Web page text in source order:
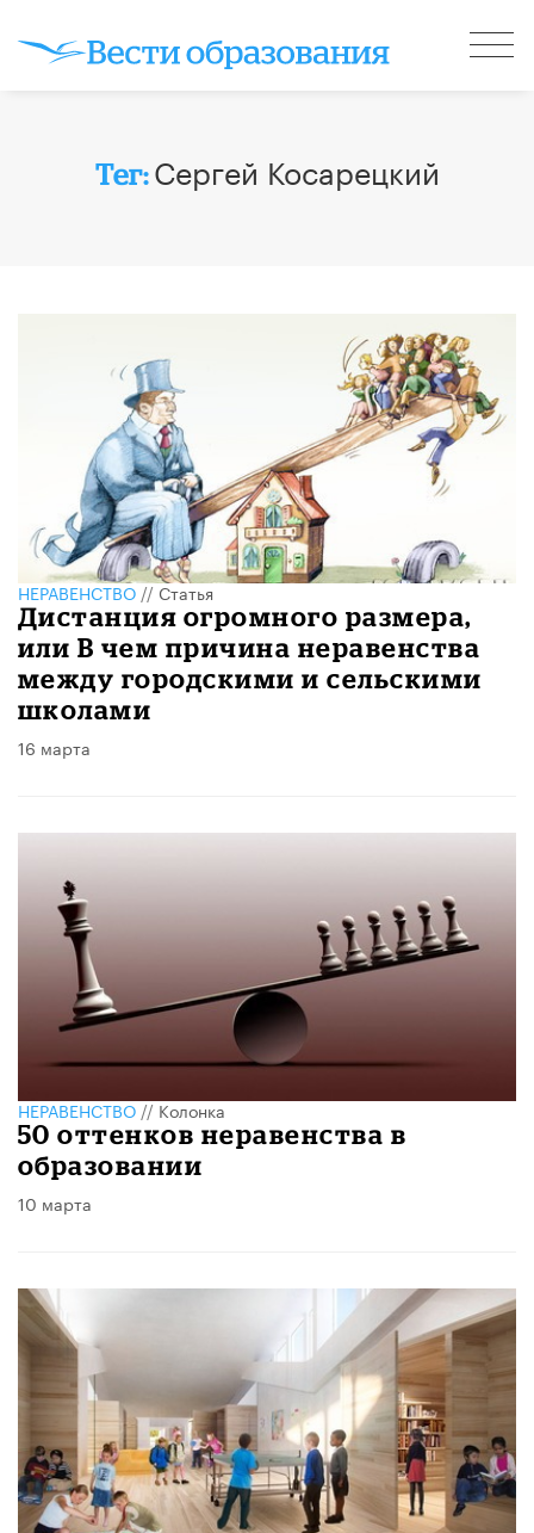
Тег:Сергей Косарецкий
НЕРАВЕНСТВО//Статья
Дистанция огромного размера,
или В чем причина неравенства
между городскими и сельскими
школами
16 марта
НЕРАВЕНСТВО//Колонка
50 оттенков неравенства в
образовании
10 марта